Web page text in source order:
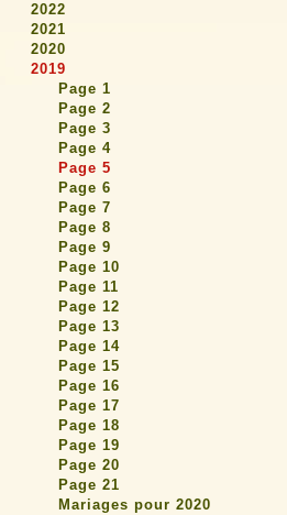
2022
2021
2020
2019
Page 1
Page 2
Page 3
Page 4
Page 5
Page 6
Page 7
Page 8
Page 9
Page 10
Page 11
Page 12
Page 13
Page 14
Page 15
Page 16
Page 17
Page 18
Page 19
Page 20
Page 21
Mariages pour 2020